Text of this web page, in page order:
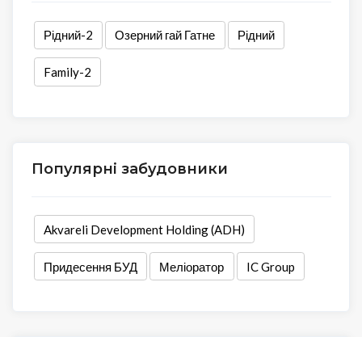
Рідний-2 Озерний гай Гатне Рідний
Family-2
Популярні забудовники
Akvareli Development Holding (ADH)
Придесення БУД Меліоратор IC Group